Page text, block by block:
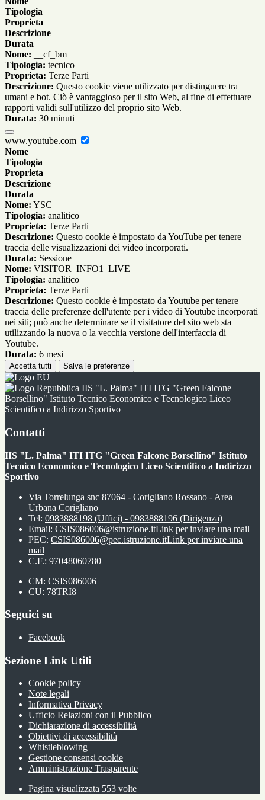
Tipologia
Proprieta
Descrizione
Durata
Nome: __cf_bm
Tipologia: tecnico
Proprieta: Terze Parti
Descrizione: Questo cookie viene utilizzato per distinguere tra
umani e bot. Ciò è vantaggioso per il sito Web, al fine di effettuare
rapporti validi sull'utilizzo del proprio sito Web.
Durata: 30 minuti
www.youtube.com
Nome
Tipologia
Proprieta
Descrizione
Durata
Nome: YSC
Tipologia: analitico
Proprieta: Terze Parti
Descrizione: Questo cookie è impostato da YouTube per tenere
traccia delle visualizzazioni dei video incorporati.
Durata: Sessione
Nome: VISITOR_INFO1_LIVE
Tipologia: analitico
Proprieta: Terze Parti
Descrizione: Questo cookie è impostato da Youtube per tenere
traccia delle preferenze dell'utente per i video di Youtube incorporati
nei siti; può anche determinare se il visitatore del sito web sta
utilizzando la nuova o la vecchia versione dell'interfaccia di
Youtube.
Durata: 6 mesi
Accetta tutti Salva le preferenze
IIS "L. Palma" ITI ITG "Green Falcone
Borsellino" Istituto Tecnico Economico e Tecnologico Liceo
Scientifico a Indirizzo Sportivo
Contatti
IIS "L. Palma" ITI ITG "Green Falcone Borsellino" Istituto
Tecnico Economico e Tecnologico Liceo Scientifico a Indirizzo
Sportivo
Via Torrelunga snc 87064 - Corigliano Rossano - Area
Urbana Corigliano
Tel: 0983888198 (Uffici) - 0983888196 (Dirigenza)
Email: CSIS086006@istruzione.itLink per inviare una mail
PEC: CSIS086006@pec.istruzione.itLink per inviare una
mail
C.F.: 97048060780
CM: CSIS086006
CU: 78TRI8
Seguici su
Facebook
Sezione Link Utili
Cookie policy
Note legali
Informativa Privacy
Ufficio Relazioni con il Pubblico
Dichiarazione di accessibilità
Obiettivi di accessibilità
Whistleblowing
Gestione consensi cookie
Amministrazione Trasparente
Pagina visualizzata 553 volte